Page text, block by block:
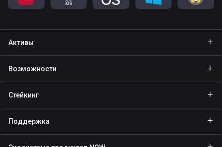
Активы
Кошелёк Binance Coin
Возможности
Private send
Стейкинг
Поддержка